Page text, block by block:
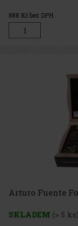
888 Kč bez DPH
Arturo Fuente
SKLADEM (> 5 ks)